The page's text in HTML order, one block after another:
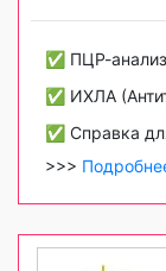
✅ ПЦР-анализ
✅ ИХЛА
✅ Справка
>>>